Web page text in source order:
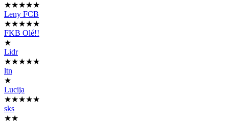
★★★★★
Leny FCB
★★★★★
FKB Olé!!
★
Lidr
★★★★★
ltn
★
Lucija
★★★★★
sks
★★